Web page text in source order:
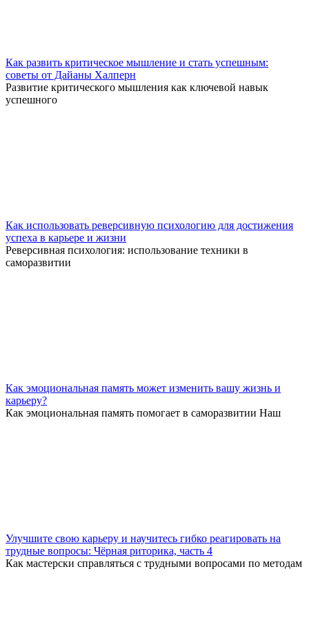
Как развить критическое мышление и стать успешным:
советы от Дайаны Халперн
Развитие критического мышления как ключевой навык
успешного
Как использовать реверсивную психологию для достижения
успеха в карьере и жизни
Реверсивная психология: использование техники в
саморазвитии
Как эмоциональная память может изменить вашу жизнь и
карьеру?
Как эмоциональная память помогает в саморазвитии Наш
Улучшите свою карьеру и научитесь гибко реагировать на
трудные вопросы: Чёрная риторика, часть 4
Как мастерски справляться с трудными вопросами по методам